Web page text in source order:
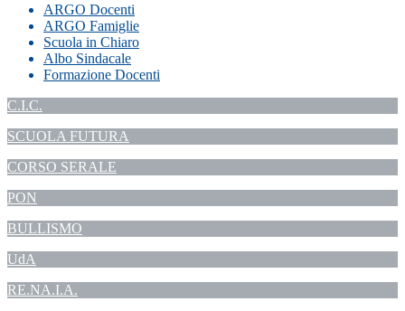
ARGO Docenti
ARGO Famiglie
Scuola in Chiaro
Albo Sindacale
Formazione Docenti
C.I.C.
SCUOLA FUTURA
CORSO SERALE
PON
BULLISMO
UdA
RE.NA.I.A.